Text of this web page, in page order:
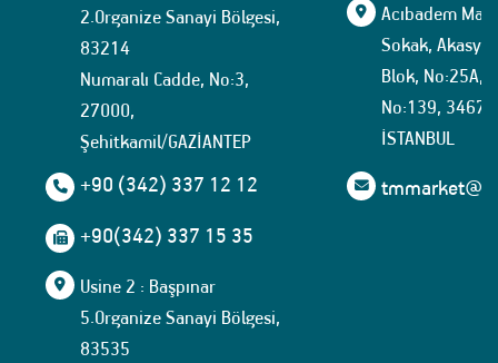
2.Organize Sanayi Bölgesi,
83214
Numaralı Cadde, No:3,
27000,
Şehitkamil/GAZİANTEP
+90 (342) 337 12 12
+90(342) 337 15 35
Usine 2 : Başpınar
5.Organize Sanayi Bölgesi,
83535
Acıbadem
Sokak, Akasya
Blok, No:25A,
No:139,
İSTANBUL